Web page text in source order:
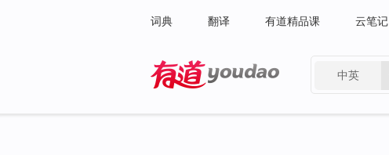
词典 翻译 有道精品课 云笔记
中英